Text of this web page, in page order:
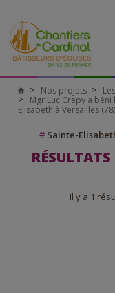
Nos projets
Mgr Luc Crepy a
Elisabeth à Versailles (78)
#Sainte-
RÉSULTATS
Il y a 1